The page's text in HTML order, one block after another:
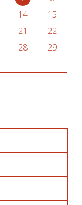
14
15
21
22
28
29